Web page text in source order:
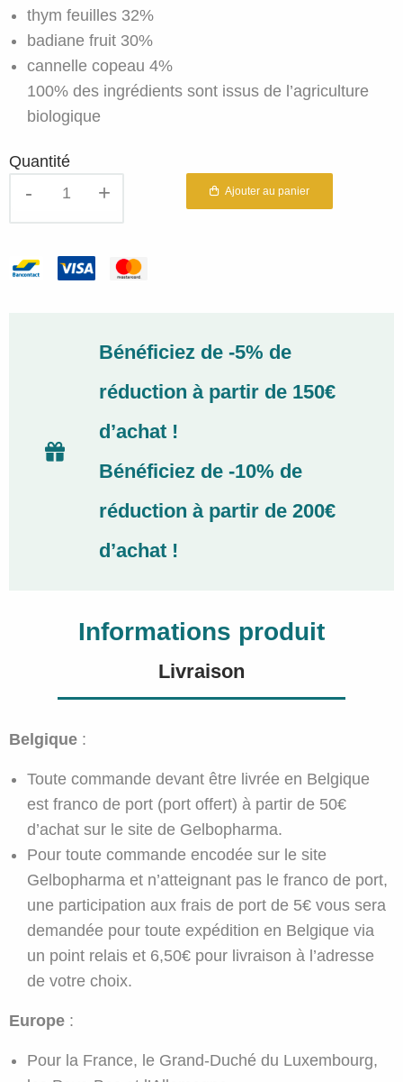
thym feuilles 32%
badiane fruit 30%
cannelle copeau 4%
100% des ingrédients sont issus de l’agriculture
biologique
Quantité
quantité
bio
Défenses
sachets
Ajouter au panier
Bénéficiez de -5% de
réduction à partir de 150€
d’achat !
Bénéficiez de -10% de
réduction à partir de 200€
d’achat !
Informations produit
Livraison
Belgique :
Toute commande devant être livrée en Belgique
est franco de port (port offert) à partir de 50€
d’achat sur le site de Gelbopharma.
Pour toute commande encodée sur le site
Gelbopharma et n’atteignant pas le franco de port,
une participation aux frais de port de 5€ vous sera
demandée pour toute expédition en Belgique via
un point relais et 6,50€ pour livraison à l’adresse
de votre choix.
Europe :
Pour la France, le Grand-Duché du Luxembourg,